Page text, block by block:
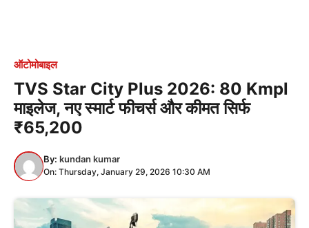
ऑटोमोबाइल
TVS Star City Plus 2026: 80 Kmpl
माइलेज, नए स्मार्ट फीचर्स और कीमत सिर्फ
₹65,200
By: kundan kumar
On: Thursday, January 29, 2026 10:30 AM